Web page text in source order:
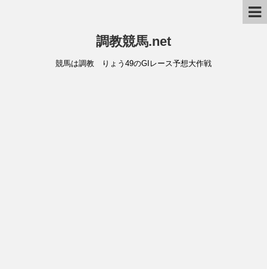
調教競馬.net
競馬は調教 りょう49のGIレース予想大作戦